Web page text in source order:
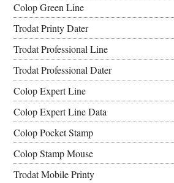
Colop Green Line
Trodat Printy Dater
Trodat Professional Line
Trodat Professional Dater
Colop Expert Line
Colop Expert Line Data
Colop Pocket Stamp
Colop Stamp Mouse
Trodat Mobile Printy